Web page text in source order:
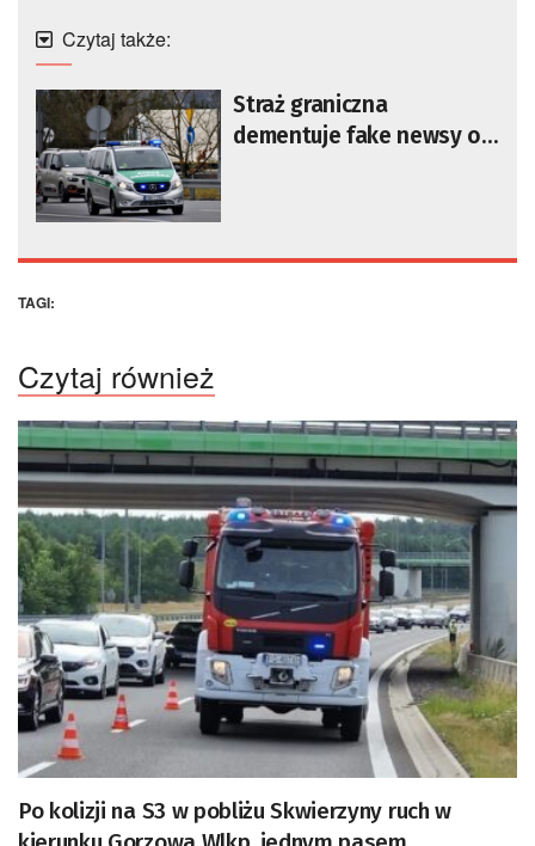
Czytaj także:
Straż graniczna
dementuje fake newsy o
TAGI:
Czytaj również
Po kolizji na S3 w pobliżu Skwierzyny ruch w